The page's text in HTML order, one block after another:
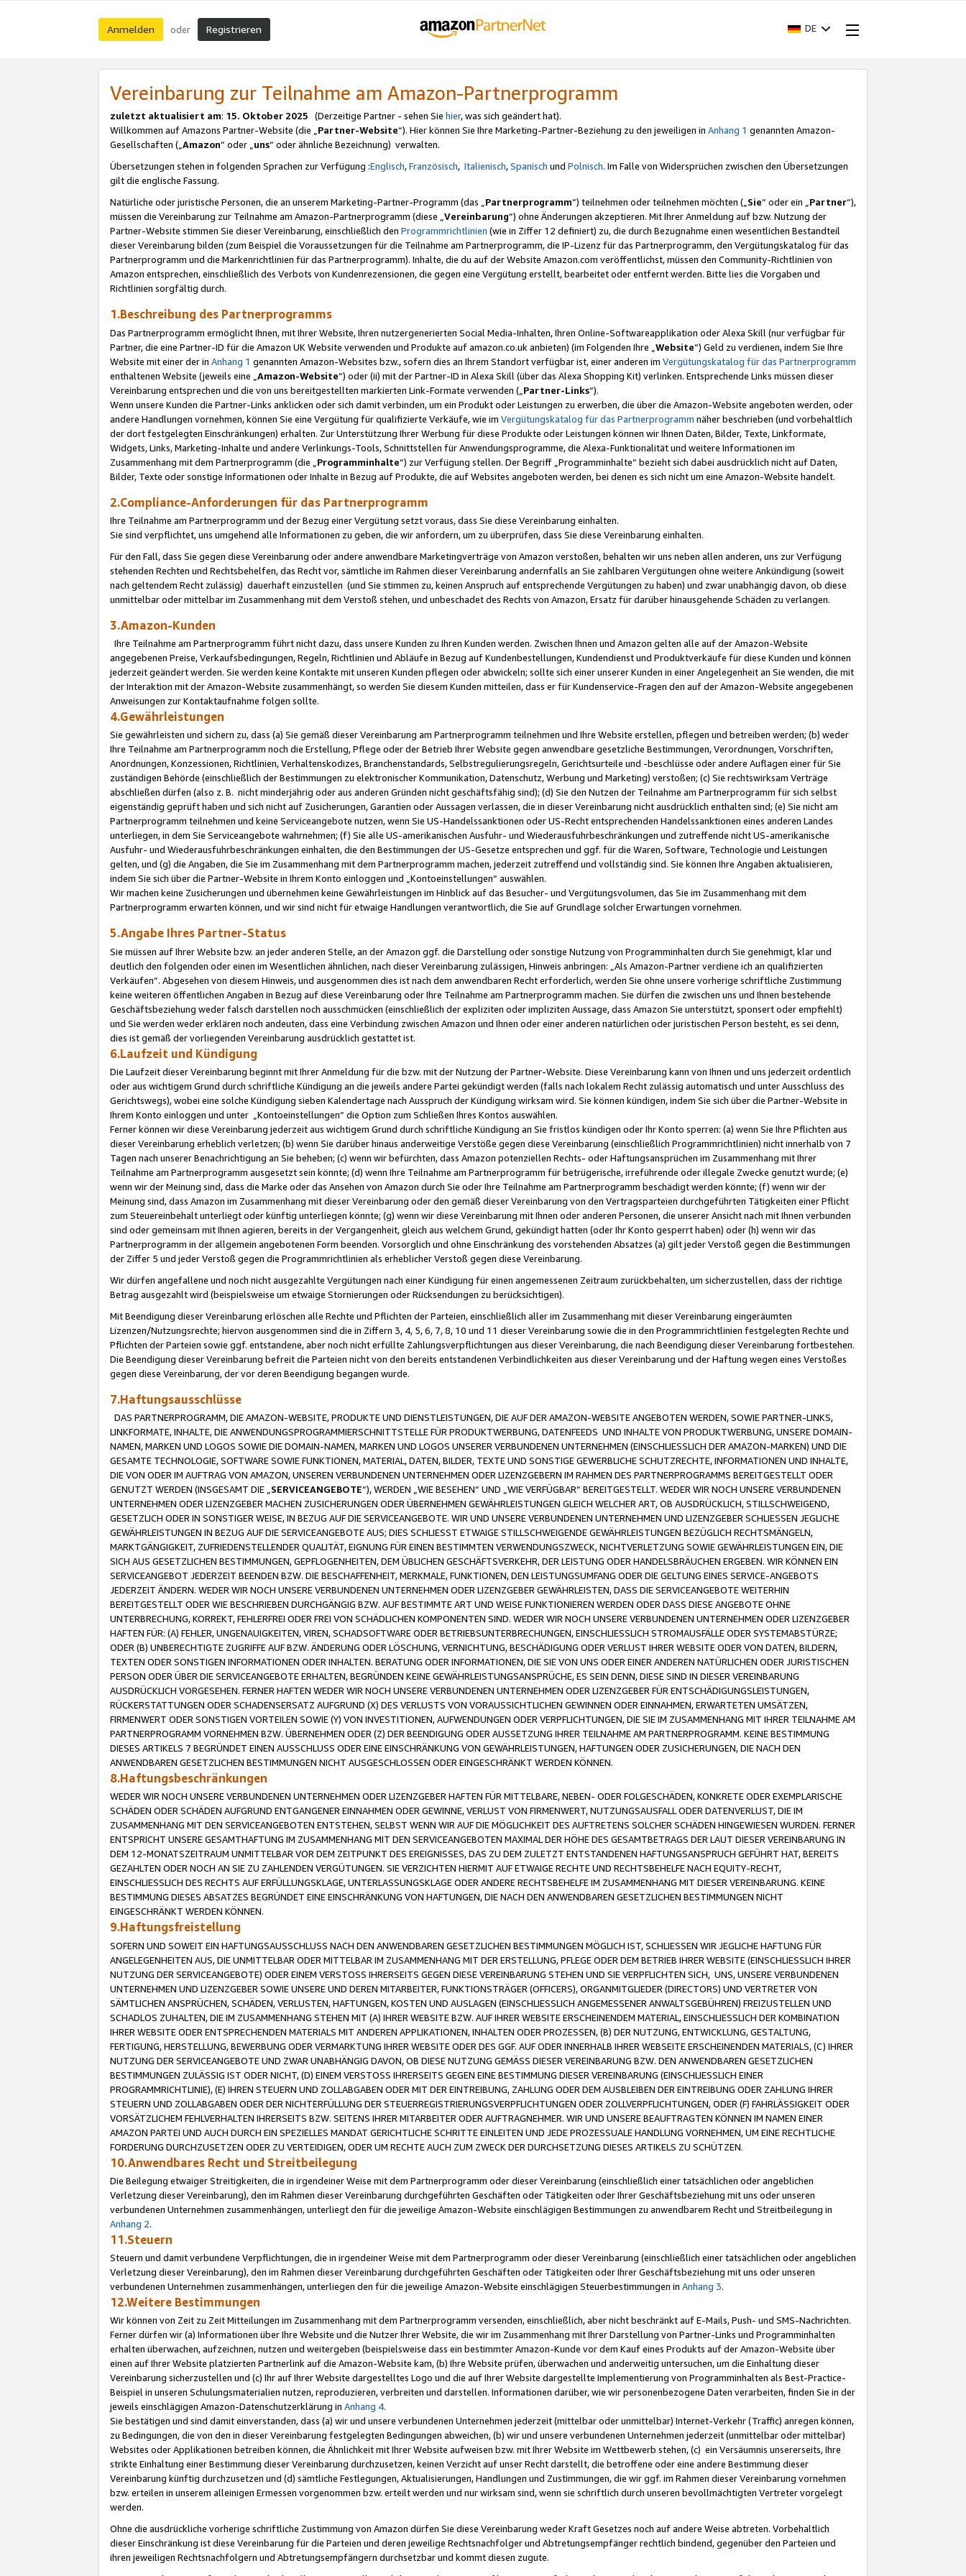
Anmelden oder Registrieren DE
Vereinbarung zur Teilnahme am Amazon-Partnerprogramm
zuletzt aktualisiert am: 15. Oktober 2025 (Derzeitige Partner - sehen Sie hier, was sich geändert hat).
Willkommen auf Amazons Partner-Website (die „Partner-Website“). Hier können Sie Ihre Marketing-Partner-Beziehung zu den jeweiligen in Anhang 1 genannten Amazon-
Gesellschaften („Amazon“ oder „uns“ oder ähnliche Bezeichnung) verwalten.
Übersetzungen stehen in folgenden Sprachen zur Verfügung :Englisch,Französisch, Italienisch,Spanisch und Polnisch. Im Falle von Widersprüchen zwischen den Übersetzungen
gilt die englische Fassung.
Natürliche oder juristische Personen, die an unserem Marketing-Partner-Programm (das „Partnerprogramm“) teilnehmen oder teilnehmen möchten („Sie“ oder ein „Partner“),
müssen die Vereinbarung zur Teilnahme am Amazon-Partnerprogramm (diese „Vereinbarung“) ohne Änderungen akzeptieren. Mit Ihrer Anmeldung auf bzw. Nutzung der
Partner-Website stimmen Sie dieser Vereinbarung, einschließlich den Programmrichtlinien (wie in Ziffer 12 definiert) zu, die durch Bezugnahme einen wesentlichen Bestandteil
dieser Vereinbarung bilden (zum Beispiel die Voraussetzungen für die Teilnahme am Partnerprogramm, die IP-Lizenz für das Partnerprogramm, den Vergütungskatalog für das
Partnerprogramm und die Markenrichtlinien für das Partnerprogramm). Inhalte, die du auf der Website Amazon.com veröffentlichst, müssen den Community-Richtlinien von
Amazon entsprechen, einschließlich des Verbots von Kundenrezensionen, die gegen eine Vergütung erstellt, bearbeitet oder entfernt werden. Bitte lies die Vorgaben und
Richtlinien sorgfältig durch.
1.Beschreibung des Partnerprogramms
Das Partnerprogramm ermöglicht Ihnen, mit Ihrer Website, Ihren nutzergenerierten Social Media-Inhalten, Ihren Online-Softwareapplikation oder Alexa Skill (nur verfügbar für
Partner, die eine Partner-ID für die Amazon UK Website verwenden und Produkte auf amazon.co.uk anbieten) (im Folgenden Ihre „ Website“) Geld zu verdienen, indem Sie Ihre
Website mit einer der in Anhang 1 genannten Amazon-Websites bzw., sofern dies an Ihrem Standort verfügbar ist, einer anderen im Vergütungskatalog für das Partnerprogramm
enthaltenen Website (jeweils eine „ Amazon-Website“) oder (ii) mit der Partner-ID in Alexa Skill (über das Alexa Shopping Kit) verlinken. Entsprechende Links müssen dieser
Vereinbarung entsprechen und die von uns bereitgestellten markierten Link-Formate verwenden („ Partner-Links“).
Wenn unsere Kunden die Partner-Links anklicken oder sich damit verbinden, um ein Produkt oder Leistungen zu erwerben, die über die Amazon-Website angeboten werden, oder
andere Handlungen vornehmen, können Sie eine Vergütung für qualifizierte Verkäufe, wie im Vergütungskatalog für das Partnerprogramm näher beschrieben (und vorbehaltlich
der dort festgelegten Einschränkungen) erhalten. Zur Unterstützung Ihrer Werbung für diese Produkte oder Leistungen können wir Ihnen Daten, Bilder, Texte, Linkformate,
Widgets, Links, Marketing-Inhalte und andere Verlinkungs-Tools, Schnittstellen für Anwendungsprogramme, die Alexa-Funktionalität und weitere Informationen im
Zusammenhang mit dem Partnerprogramm (die „ Programminhalte“) zur Verfügung stellen. Der Begriff „Programminhalte“ bezieht sich dabei ausdrücklich nicht auf Daten,
Bilder, Texte oder sonstige Informationen oder Inhalte in Bezug auf Produkte, die auf Websites angeboten werden, bei denen es sich nicht um eine Amazon-Website handelt.
2.Compliance-Anforderungen für das Partnerprogramm
Ihre Teilnahme am Partnerprogramm und der Bezug einer Vergütung setzt voraus, dass Sie diese Vereinbarung einhalten.
Sie sind verpflichtet, uns umgehend alle Informationen zu geben, die wir anfordern, um zu überprüfen, dass Sie diese Vereinbarung einhalten.
Für den Fall, dass Sie gegen diese Vereinbarung oder andere anwendbare Marketingverträge von Amazon verstoßen, behalten wir uns neben allen anderen, uns zur Verfügung
stehenden Rechten und Rechtsbehelfen, das Recht vor, sämtliche im Rahmen dieser Vereinbarung andernfalls an Sie zahlbaren Vergütungen ohne weitere Ankündigung (soweit
nach geltendem Recht zulässig) dauerhaft einzustellen (und Sie stimmen zu, keinen Anspruch auf entsprechende Vergütungen zu haben) und zwar unabhängig davon, ob diese
unmittelbar oder mittelbar im Zusammenhang mit dem Verstoß stehen, und unbeschadet des Rechts von Amazon, Ersatz für darüber hinausgehende Schäden zu verlangen.
3.Amazon-Kunden
Ihre Teilnahme am Partnerprogramm führt nicht dazu, dass unsere Kunden zu Ihren Kunden werden. Zwischen Ihnen und Amazon gelten alle auf der Amazon-Website
angegebenen Preise, Verkaufsbedingungen, Regeln, Richtlinien und Abläufe in Bezug auf Kundenbestellungen, Kundendienst und Produktverkäufe für diese Kunden und können
jederzeit geändert werden. Sie werden keine Kontakte mit unseren Kunden pflegen oder abwickeln; sollte sich einer unserer Kunden in einer Angelegenheit an Sie wenden, die mit
der Interaktion mit der Amazon-Website zusammenhängt, so werden Sie diesem Kunden mitteilen, dass er für Kundenservice-Fragen den auf der Amazon-Website angegebenen
Anweisungen zur Kontaktaufnahme folgen sollte.
4.Gewährleistungen
Sie gewährleisten und sichern zu, dass (a) Sie gemäß dieser Vereinbarung am Partnerprogramm teilnehmen und Ihre Website erstellen, pflegen und betreiben werden; (b) weder
Ihre Teilnahme am Partnerprogramm noch die Erstellung, Pflege oder der Betrieb Ihrer Website gegen anwendbare gesetzliche Bestimmungen, Verordnungen, Vorschriften,
Anordnungen, Konzessionen, Richtlinien, Verhaltenskodizes, Branchenstandards, Selbstregulierungsregeln, Gerichtsurteile und -beschlüsse oder andere Auflagen einer für Sie
zuständigen Behörde (einschließlich der Bestimmungen zu elektronischer Kommunikation, Datenschutz, Werbung und Marketing) verstoßen; (c) Sie rechtswirksam Verträge
abschließen dürfen (also z. B. nicht minderjährig oder aus anderen Gründen nicht geschäftsfähig sind); (d) Sie den Nutzen der Teilnahme am Partnerprogramm für sich selbst
eigenständig geprüft haben und sich nicht auf Zusicherungen, Garantien oder Aussagen verlassen, die in dieser Vereinbarung nicht ausdrücklich enthalten sind; (e) Sie nicht am
Partnerprogramm teilnehmen und keine Serviceangebote nutzen, wenn Sie US-Handelssanktionen oder US-Recht entsprechenden Handelssanktionen eines anderen Landes
unterliegen, in dem Sie Serviceangebote wahrnehmen; (f) Sie alle US-amerikanischen Ausfuhr- und Wiederausfuhrbeschränkungen und zutreffende nicht US-amerikanische
Ausfuhr- und Wiederausfuhrbeschränkungen einhalten, die den Bestimmungen der US-Gesetze entsprechen und ggf. für die Waren, Software, Technologie und Leistungen
gelten, und (g) die Angaben, die Sie im Zusammenhang mit dem Partnerprogramm machen, jederzeit zutreffend und vollständig sind. Sie können Ihre Angaben aktualisieren,
indem Sie sich über die Partner-Website in Ihrem Konto einloggen und „Kontoeinstellungen“ auswählen.
Wir machen keine Zusicherungen und übernehmen keine Gewährleistungen im Hinblick auf das Besucher- und Vergütungsvolumen, das Sie im Zusammenhang mit dem
Partnerprogramm erwarten können, und wir sind nicht für etwaige Handlungen verantwortlich, die Sie auf Grundlage solcher Erwartungen vornehmen.
5.Angabe Ihres Partner-Status
Sie müssen auf Ihrer Website bzw. an jeder anderen Stelle, an der Amazon ggf. die Darstellung oder sonstige Nutzung von Programminhalten durch Sie genehmigt, klar und
deutlich den folgenden oder einen im Wesentlichen ähnlichen, nach dieser Vereinbarung zulässigen, Hinweis anbringen: „Als Amazon-Partner verdiene ich an qualifizierten
Verkäufen“. Abgesehen von diesem Hinweis, und ausgenommen dies ist nach dem anwendbaren Recht erforderlich, werden Sie ohne unsere vorherige schriftliche Zustimmung
keine weiteren öffentlichen Angaben in Bezug auf diese Vereinbarung oder Ihre Teilnahme am Partnerprogramm machen. Sie dürfen die zwischen uns und Ihnen bestehende
Geschäftsbeziehung weder falsch darstellen noch ausschmücken (einschließlich der expliziten oder impliziten Aussage, dass Amazon Sie unterstützt, sponsert oder empfiehlt)
und Sie werden weder erklären noch andeuten, dass eine Verbindung zwischen Amazon und Ihnen oder einer anderen natürlichen oder juristischen Person besteht, es sei denn,
dies ist gemäß der vorliegenden Vereinbarung ausdrücklich gestattet ist.
6.Laufzeit und Kündigung
Die Laufzeit dieser Vereinbarung beginnt mit Ihrer Anmeldung für die bzw. mit der Nutzung der Partner-Website. Diese Vereinbarung kann von Ihnen und uns jederzeit ordentlich
oder aus wichtigem Grund durch schriftliche Kündigung an die jeweils andere Partei gekündigt werden (falls nach lokalem Recht zulässig automatisch und unter Ausschluss des
Gerichtswegs), wobei eine solche Kündigung sieben Kalendertage nach Ausspruch der Kündigung wirksam wird. Sie können kündigen, indem Sie sich über die Partner-Website in
Ihrem Konto einloggen und unter „Kontoeinstellungen“ die Option zum Schließen Ihres Kontos auswählen.
Ferner können wir diese Vereinbarung jederzeit aus wichtigem Grund durch schriftliche Kündigung an Sie fristlos kündigen oder Ihr Konto sperren: (a) wenn Sie Ihre Pflichten aus
dieser Vereinbarung erheblich verletzen; (b) wenn Sie darüber hinaus anderweitige Verstöße gegen diese Vereinbarung (einschließlich Programmrichtlinien) nicht innerhalb von 7
Tagen nach unserer Benachrichtigung an Sie beheben; (c) wenn wir befürchten, dass Amazon potenziellen Rechts- oder Haftungsansprüchen im Zusammenhang mit Ihrer
Teilnahme am Partnerprogramm ausgesetzt sein könnte; (d) wenn Ihre Teilnahme am Partnerprogramm für betrügerische, irreführende oder illegale Zwecke genutzt wurde; (e)
wenn wir der Meinung sind, dass die Marke oder das Ansehen von Amazon durch Sie oder Ihre Teilnahme am Partnerprogramm beschädigt werden könnte; (f) wenn wir der
Meinung sind, dass Amazon im Zusammenhang mit dieser Vereinbarung oder den gemäß dieser Vereinbarung von den Vertragsparteien durchgeführten Tätigkeiten einer Pflicht
zum Steuereinbehalt unterliegt oder künftig unterliegen könnte; (g) wenn wir diese Vereinbarung mit Ihnen oder anderen Personen, die unserer Ansicht nach mit Ihnen verbunden
sind oder gemeinsam mit Ihnen agieren, bereits in der Vergangenheit, gleich aus welchem Grund, gekündigt hatten (oder Ihr Konto gesperrt haben) oder (h) wenn wir das
Partnerprogramm in der allgemein angebotenen Form beenden. Vorsorglich und ohne Einschränkung des vorstehenden Absatzes (a) gilt jeder Verstoß gegen die Bestimmungen
der Ziffer 5 und jeder Verstoß gegen die Programmrichtlinien als erheblicher Verstoß gegen diese Vereinbarung.
Wir dürfen angefallene und noch nicht ausgezahlte Vergütungen nach einer Kündigung für einen angemessenen Zeitraum zurückbehalten, um sicherzustellen, dass der richtige
Betrag ausgezahlt wird (beispielsweise um etwaige Stornierungen oder Rücksendungen zu berücksichtigen).
Mit Beendigung dieser Vereinbarung erlöschen alle Rechte und Pflichten der Parteien, einschließlich aller im Zusammenhang mit dieser Vereinbarung eingeräumten
Lizenzen/Nutzungsrechte; hiervon ausgenommen sind die in Ziffern 3, 4, 5, 6, 7, 8, 10 und 11 dieser Vereinbarung sowie die in den Programmrichtlinien festgelegten Rechte und
Pflichten der Parteien sowie ggf. entstandene, aber noch nicht erfüllte Zahlungsverpflichtungen aus dieser Vereinbarung, die nach Beendigung dieser Vereinbarung fortbestehen.
Die Beendigung dieser Vereinbarung befreit die Parteien nicht von den bereits entstandenen Verbindlichkeiten aus dieser Vereinbarung und der Haftung wegen eines Verstoßes
gegen diese Vereinbarung, der vor deren Beendigung begangen wurde.
7.Haftungsausschlüsse
DAS PARTNERPROGRAMM, DIE AMAZON-WEBSITE, PRODUKTE UND DIENSTLEISTUNGEN, DIE AUF DER AMAZON-WEBSITE ANGEBOTEN WERDEN, SOWIE PARTNER-LINKS,
LINKFORMATE, INHALTE, DIE ANWENDUNGSPROGRAMMIERSCHNITTSTELLE FÜR PRODUKTWERBUNG, DATENFEEDS UND INHALTE VON PRODUKTWERBUNG, UNSERE DOMAIN-
NAMEN, MARKEN UND LOGOS SOWIE DIE DOMAIN-NAMEN, MARKEN UND LOGOS UNSERER VERBUNDENEN UNTERNEHMEN (EINSCHLIESSLICH DER AMAZON-MARKEN) UND DIE
GESAMTE TECHNOLOGIE, SOFTWARE SOWIE FUNKTIONEN, MATERIAL, DATEN, BILDER, TEXTE UND SONSTIGE GEWERBLICHE SCHUTZRECHTE, INFORMATIONEN UND INHALTE,
DIE VON ODER IM AUFTRAG VON AMAZON, UNSEREN VERBUNDENEN UNTERNEHMEN ODER LIZENZGEBERN IM RAHMEN DES PARTNERPROGRAMMS BEREITGESTELLT ODER
GENUTZT WERDEN (INSGESAMT DIE „ SERVICEANGEBOTE“), WERDEN „WIE BESEHEN“ UND „WIE VERFÜGBAR“ BEREITGESTELLT. WEDER WIR NOCH UNSERE VERBUNDENEN
UNTERNEHMEN ODER LIZENZGEBER MACHEN ZUSICHERUNGEN ODER ÜBERNEHMEN GEWÄHRLEISTUNGEN GLEICH WELCHER ART, OB AUSDRÜCKLICH, STILLSCHWEIGEND,
GESETZLICH ODER IN SONSTIGER WEISE, IN BEZUG AUF DIE SERVICEANGEBOTE. WIR UND UNSERE VERBUNDENEN UNTERNEHMEN UND LIZENZGEBER SCHLIESSEN JEGLICHE
GEWÄHRLEISTUNGEN IN BEZUG AUF DIE SERVICEANGEBOTE AUS; DIES SCHLIESST ETWAIGE STILLSCHWEIGENDE GEWÄHRLEISTUNGEN BEZÜGLICH RECHTSMÄNGELN,
MARKTGÄNGIGKEIT, ZUFRIEDENSTELLENDER QUALITÄT, EIGNUNG FÜR EINEN BESTIMMTEN VERWENDUNGSZWECK, NICHTVERLETZUNG SOWIE GEWÄHRLEISTUNGEN EIN, DIE
SICH AUS GESETZLICHEN BESTIMMUNGEN, GEPFLOGENHEITEN, DEM ÜBLICHEN GESCHÄFTSVERKEHR, DER LEISTUNG ODER HANDELSBRÄUCHEN ERGEBEN. WIR KÖNNEN EIN
SERVICEANGEBOT JEDERZEIT BEENDEN BZW. DIE BESCHAFFENHEIT, MERKMALE, FUNKTIONEN, DEN LEISTUNGSUMFANG ODER DIE GELTUNG EINES SERVICE-ANGEBOTS
JEDERZEIT ÄNDERN. WEDER WIR NOCH UNSERE VERBUNDENEN UNTERNEHMEN ODER LIZENZGEBER GEWÄHRLEISTEN, DASS DIE SERVICEANGEBOTE WEITERHIN
BEREITGESTELLT ODER WIE BESCHRIEBEN DURCHGÄNGIG BZW. AUF BESTIMMTE ART UND WEISE FUNKTIONIEREN WERDEN ODER DASS DIESE ANGEBOTE OHNE
UNTERBRECHUNG, KORREKT, FEHLERFREI ODER FREI VON SCHÄDLICHEN KOMPONENTEN SIND. WEDER WIR NOCH UNSERE VERBUNDENEN UNTERNEHMEN ODER LIZENZGEBER
HAFTEN FÜR: (A) FEHLER, UNGENAUIGKEITEN, VIREN, SCHADSOFTWARE ODER BETRIEBSUNTERBRECHUNGEN, EINSCHLIESSLICH STROMAUSFÄLLE ODER SYSTEMABSTÜRZE;
ODER (B) UNBERECHTIGTE ZUGRIFFE AUF BZW. ÄNDERUNG ODER LÖSCHUNG, VERNICHTUNG, BESCHÄDIGUNG ODER VERLUST IHRER WEBSITE ODER VON DATEN, BILDERN,
TEXTEN ODER SONSTIGEN INFORMATIONEN ODER INHALTEN. BERATUNG ODER INFORMATIONEN, DIE SIE VON UNS ODER EINER ANDEREN NATÜRLICHEN ODER JURISTISCHEN
PERSON ODER ÜBER DIE SERVICEANGEBOTE ERHALTEN, BEGRÜNDEN KEINE GEWÄHRLEISTUNGSANSPRÜCHE, ES SEIN DENN, DIESE SIND IN DIESER VEREINBARUNG
AUSDRÜCKLICH VORGESEHEN. FERNER HAFTEN WEDER WIR NOCH UNSERE VERBUNDENEN UNTERNEHMEN ODER LIZENZGEBER FÜR ENTSCHÄDIGUNGSLEISTUNGEN,
RÜCKERSTATTUNGEN ODER SCHADENSERSATZ AUFGRUND (X) DES VERLUSTS VON VORAUSSICHTLICHEN GEWINNEN ODER EINNAHMEN, ERWARTETEN UMSÄTZEN,
FIRMENWERT ODER SONSTIGEN VORTEILEN SOWIE (Y) VON INVESTITIONEN, AUFWENDUNGEN ODER VERPFLICHTUNGEN, DIE SIE IM ZUSAMMENHANG MIT IHRER TEILNAHME AM
PARTNERPROGRAMM VORNEHMEN BZW. ÜBERNEHMEN ODER (Z) DER BEENDIGUNG ODER AUSSETZUNG IHRER TEILNAHME AM PARTNERPROGRAMM. KEINE BESTIMMUNG
DIESES ARTIKELS 7 BEGRÜNDET EINEN AUSSCHLUSS ODER EINE EINSCHRÄNKUNG VON GEWÄHRLEISTUNGEN, HAFTUNGEN ODER ZUSICHERUNGEN, DIE NACH DEN
ANWENDBAREN GESETZLICHEN BESTIMMUNGEN NICHT AUSGESCHLOSSEN ODER EINGESCHRÄNKT WERDEN KÖNNEN.
8.Haftungsbeschränkungen
WEDER WIR NOCH UNSERE VERBUNDENEN UNTERNEHMEN ODER LIZENZGEBER HAFTEN FÜR MITTELBARE, NEBEN- ODER FOLGESCHÄDEN, KONKRETE ODER EXEMPLARISCHE
SCHÄDEN ODER SCHÄDEN AUFGRUND ENTGANGENER EINNAHMEN ODER GEWINNE, VERLUST VON FIRMENWERT, NUTZUNGSAUSFALL ODER DATENVERLUST, DIE IM
ZUSAMMENHANG MIT DEN SERVICEANGEBOTEN ENTSTEHEN, SELBST WENN WIR AUF DIE MÖGLICHKEIT DES AUFTRETENS SOLCHER SCHÄDEN HINGEWIESEN WURDEN. FERNER
ENTSPRICHT UNSERE GESAMTHAFTUNG IM ZUSAMMENHANG MIT DEN SERVICEANGEBOTEN MAXIMAL DER HÖHE DES GESAMTBETRAGS DER LAUT DIESER VEREINBARUNG IN
DEM 12-MONATSZEITRAUM UNMITTELBAR VOR DEM ZEITPUNKT DES EREIGNISSES, DAS ZU DEM ZULETZT ENTSTANDENEN HAFTUNGSANSPRUCH GEFÜHRT HAT, BEREITS
GEZAHLTEN ODER NOCH AN SIE ZU ZAHLENDEN VERGÜTUNGEN. SIE VERZICHTEN HIERMIT AUF ETWAIGE RECHTE UND RECHTSBEHELFE NACH EQUITY-RECHT,
EINSCHLIESSLICH DES RECHTS AUF ERFÜLLUNGSKLAGE, UNTERLASSUNGSKLAGE ODER ANDERE RECHTSBEHELFE IM ZUSAMMENHANG MIT DIESER VEREINBARUNG. KEINE
BESTIMMUNG DIESES ABSATZES BEGRÜNDET EINE EINSCHRÄNKUNG VON HAFTUNGEN, DIE NACH DEN ANWENDBAREN GESETZLICHEN BESTIMMUNGEN NICHT
EINGESCHRÄNKT WERDEN KÖNNEN.
9.Haftungsfreistellung
SOFERN UND SOWEIT EIN HAFTUNGSAUSSCHLUSS NACH DEN ANWENDBAREN GESETZLICHEN BESTIMMUNGEN MÖGLICH IST, SCHLIESSEN WIR JEGLICHE HAFTUNG FÜR
ANGELEGENHEITEN AUS, DIE UNMITTELBAR ODER MITTELBAR IM ZUSAMMENHANG MIT DER ERSTELLUNG, PFLEGE ODER DEM BETRIEB IHRER WEBSITE (EINSCHLIESSLICH IHRER
NUTZUNG DER SERVICEANGEBOTE) ODER EINEM VERSTOSS IHRERSEITS GEGEN DIESE VEREINBARUNG STEHEN UND SIE VERPFLICHTEN SICH, UNS, UNSERE VERBUNDENEN
UNTERNEHMEN UND LIZENZGEBER SOWIE UNSERE UND DEREN MITARBEITER, FUNKTIONSTRÄGER (OFFICERS), ORGANMITGLIEDER (DIRECTORS) UND VERTRETER VON
SÄMTLICHEN ANSPRÜCHEN, SCHÄDEN, VERLUSTEN, HAFTUNGEN, KOSTEN UND AUSLAGEN (EINSCHLIESSLICH ANGEMESSENER ANWALTSGEBÜHREN) FREIZUSTELLEN UND
SCHADLOS ZUHALTEN, DIE IM ZUSAMMENHANG STEHEN MIT (A) IHRER WEBSITE BZW. AUF IHRER WEBSITE ERSCHEINENDEM MATERIAL, EINSCHLIESSLICH DER KOMBINATION
IHRER WEBSITE ODER ENTSPRECHENDEN MATERIALS MIT ANDEREN APPLIKATIONEN, INHALTEN ODER PROZESSEN, (B) DER NUTZUNG, ENTWICKLUNG, GESTALTUNG,
FERTIGUNG, HERSTELLUNG, BEWERBUNG ODER VERMARKTUNG IHRER WEBSITE ODER DES GGF. AUF ODER INNERHALB IHRER WEBSEITE ERSCHEINENDEN MATERIALS, (C) IHRER
NUTZUNG DER SERVICEANGEBOTE UND ZWAR UNABHÄNGIG DAVON, OB DIESE NUTZUNG GEMÄSS DIESER VEREINBARUNG BZW. DEN ANWENDBAREN GESETZLICHEN
BESTIMMUNGEN ZULÄSSIG IST ODER NICHT, (D) EINEM VERSTOSS IHRERSEITS GEGEN EINE BESTIMMUNG DIESER VEREINBARUNG (EINSCHLIESSLICH EINER
PROGRAMMRICHTLINIE), (E) IHREN STEUERN UND ZOLLABGABEN ODER MIT DER EINTREIBUNG, ZAHLUNG ODER DEM AUSBLEIBEN DER EINTREIBUNG ODER ZAHLUNG IHRER
STEUERN UND ZOLLABGABEN ODER DER NICHTERFÜLLUNG DER STEUERREGISTRIERUNGSVERPFLICHTUNGEN ODER ZOLLVERPFLICHTUNGEN, ODER (F) FAHRLÄSSIGKEIT ODER
VORSÄTZLICHEM FEHLVERHALTEN IHRERSEITS BZW. SEITENS IHRER MITARBEITER ODER AUFTRAGNEHMER. WIR UND UNSERE BEAUFTRAGTEN KÖNNEN IM NAMEN EINER
AMAZON PARTEI UND AUCH DURCH EIN SPEZIELLES MANDAT GERICHTLICHE SCHRITTE EINLEITEN UND JEDE PROZESSUALE HANDLUNG VORNEHMEN, UM EINE RECHTLICHE
FORDERUNG DURCHZUSETZEN ODER ZU VERTEIDIGEN, ODER UM RECHTE AUCH ZUM ZWECK DER DURCHSETZUNG DIESES ARTIKELS ZU SCHÜTZEN.
10.Anwendbares Recht und Streitbeilegung
Die Beilegung etwaiger Streitigkeiten, die in irgendeiner Weise mit dem Partnerprogramm oder dieser Vereinbarung (einschließlich einer tatsächlichen oder angeblichen
Verletzung dieser Vereinbarung), den im Rahmen dieser Vereinbarung durchgeführten Geschäften oder Tätigkeiten oder Ihrer Geschäftsbeziehung mit uns oder unseren
verbundenen Unternehmen zusammenhängen, unterliegt den für die jeweilige Amazon-Website einschlägigen Bestimmungen zu anwendbarem Recht und Streitbeilegung in
Anhang 2.
11.Steuern
Steuern und damit verbundene Verpflichtungen, die in irgendeiner Weise mit dem Partnerprogramm oder dieser Vereinbarung (einschließlich einer tatsächlichen oder angeblichen
Verletzung dieser Vereinbarung), den im Rahmen dieser Vereinbarung durchgeführten Geschäften oder Tätigkeiten oder Ihrer Geschäftsbeziehung mit uns oder unseren
verbundenen Unternehmen zusammenhängen, unterliegen den für die jeweilige Amazon-Website einschlägigen Steuerbestimmungen in Anhang 3.
12.Weitere Bestimmungen
Wir können von Zeit zu Zeit Mitteilungen im Zusammenhang mit dem Partnerprogramm versenden, einschließlich, aber nicht beschränkt auf E-Mails, Push- und SMS-Nachrichten.
Ferner dürfen wir (a) Informationen über Ihre Website und die Nutzer Ihrer Website, die wir im Zusammenhang mit Ihrer Darstellung von Partner-Links und Programminhalten
erhalten überwachen, aufzeichnen, nutzen und weitergeben (beispielsweise dass ein bestimmter Amazon-Kunde vor dem Kauf eines Produkts auf der Amazon-Website über
einen auf Ihrer Website platzierten Partnerlink auf die Amazon-Website kam, (b) Ihre Website prüfen, überwachen und anderweitig untersuchen, um die Einhaltung dieser
Vereinbarung sicherzustellen und (c) Ihr auf Ihrer Website dargestelltes Logo und die auf Ihrer Website dargestellte Implementierung von Programminhalten als Best-Practice-
Beispiel in unseren Schulungsmaterialien nutzen, reproduzieren, verbreiten und darstellen. Informationen darüber, wie wir personenbezogene Daten verarbeiten, finden Sie in der
jeweils einschlägigen Amazon-Datenschutzerklärung in Anhang 4.
Sie bestätigen und sind damit einverstanden, dass (a) wir und unsere verbundenen Unternehmen jederzeit (mittelbar oder unmittelbar) Internet-Verkehr (Traffic) anregen können,
zu Bedingungen, die von den in dieser Vereinbarung festgelegten Bedingungen abweichen, (b) wir und unsere verbundenen Unternehmen jederzeit (unmittelbar oder mittelbar)
Websites oder Applikationen betreiben können, die Ähnlichkeit mit Ihrer Website aufweisen bzw. mit Ihrer Website im Wettbewerb stehen, (c) ein Versäumnis unsererseits, Ihre
strikte Einhaltung einer Bestimmung dieser Vereinbarung durchzusetzen, keinen Verzicht auf unser Recht darstellt, die betroffene oder eine andere Bestimmung dieser
Vereinbarung künftig durchzusetzen und (d) sämtliche Festlegungen, Aktualisierungen, Handlungen und Zustimmungen, die wir ggf. im Rahmen dieser Vereinbarung vornehmen
bzw. erteilen in unserem alleinigen Ermessen vorgenommen bzw. erteilt werden und nur wirksam sind, wenn sie schriftlich durch unseren bevollmächtigten Vertreter vorgelegt
werden.
Ohne die ausdrückliche vorherige schriftliche Zustimmung von Amazon dürfen Sie diese Vereinbarung weder Kraft Gesetzes noch auf andere Weise abtreten. Vorbehaltlich
dieser Einschränkung ist diese Vereinbarung für die Parteien und deren jeweilige Rechtsnachfolger und Abtretungsempfänger rechtlich bindend, gegenüber den Parteien und
ihren jeweiligen Rechtsnachfolgern und Abtretungsempfängern durchsetzbar und kommt diesen zugute.